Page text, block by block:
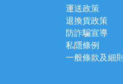
運送政策
退換貨政策
防詐騙宣導
私隱條例
一般條款及細則